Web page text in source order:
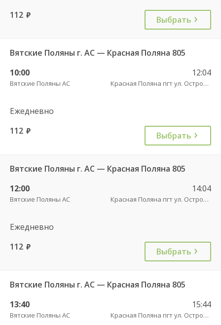
112 руб. Выбрать
Вятские Поляны г. АС — Красная Поляна 805
10:00
Вятские Поляны АС
12:04
Красная Поляна пгт ул. Островского
Ежедневно
112 руб. Выбрать
Вятские Поляны г. АС — Красная Поляна 805
12:00
Вятские Поляны АС
14:04
Красная Поляна пгт ул. Островского
Ежедневно
112 руб. Выбрать
Вятские Поляны г. АС — Красная Поляна 805
13:40
Вятские Поляны АС
15:44
Красная Поляна пгт ул. Островского